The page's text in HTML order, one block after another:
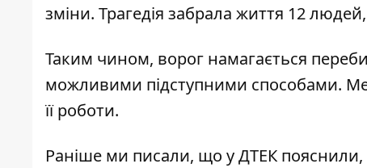
зміни. Трагедія забрала життя 12
Таким чином, ворог намагається
можливими підступними способами.
її роботи.
Раніше ми писали, що у ДТЕК пояснили,